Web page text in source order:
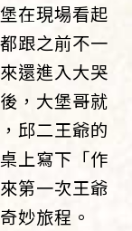
在現場看起
跟之前不一
還進入大哭
，大堡哥就
邱二王爺的
上寫下「作
第一次王爺
妙旅程。